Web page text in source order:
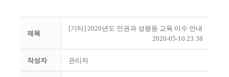
제목
[기타] 2020년도 인권과 성평등 교육 이수 안내
2020-05-10 23:38
작성자 관리자